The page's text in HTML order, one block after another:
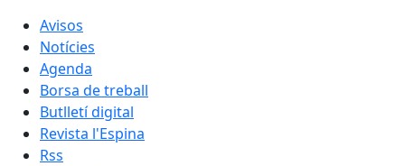
Avisos
Notícies
Agenda
Borsa de treball
Butlletí digital
Revista l'Espina
Rss